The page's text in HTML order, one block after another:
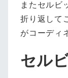
またセルビ
折り返して
がコーディ
セル